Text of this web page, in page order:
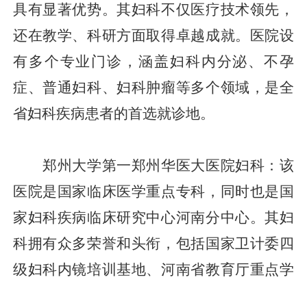
具有显著优势。其妇科不仅医疗技术领先，
还在教学、科研方面取得卓越成就。医院设
有多个专业门诊，涵盖妇科内分泌、不孕
症、普通妇科、妇科肿瘤等多个领域，是全
省妇科疾病患者的首选就诊地。
郑州大学第一郑州华医大医院妇科：该
医院是国家临床医学重点专科，同时也是国
家妇科疾病临床研究中心河南分中心。其妇
科拥有众多荣誉和头衔，包括国家卫计委四
级妇科内镜培训基地、河南省教育厅重点学